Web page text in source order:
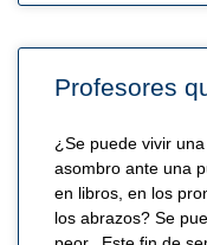
Profesores
¿Se puede vivir
asombro ante una
en libros, en los
los abrazos? Se